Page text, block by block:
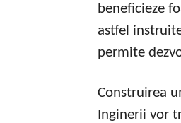
beneficieze
astfel
permite
Construirea
Inginerii vor